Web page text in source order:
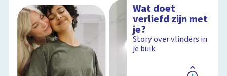
Wat doet
verliefd zijn met
je?
Story over vlinders in
je buik